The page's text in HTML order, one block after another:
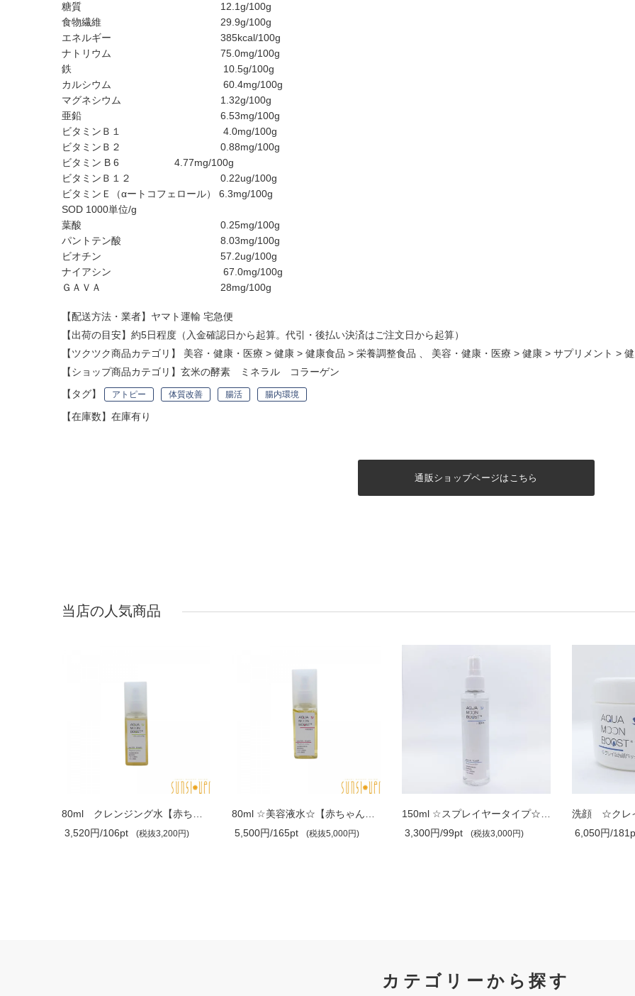
糖質 12.1g/100g
食物繊維 29.9g/100g
エネルギー 385kcal/100g
ナトリウム 75.0mg/100g
鉄 10.5g/100g
カルシウム 60.4mg/100g
マグネシウム 1.32g/100g
亜鉛 6.53mg/100g
ビタミンＢ１ 4.0mg/100g
ビタミンＢ２ 0.88mg/100g
ビタミン B 6 4.77mg/100g
ビタミンＢ１２ 0.22ug/100g
ビタミンＥ（αートコフェロール） 6.3mg/100g
SOD 1000単位/g
葉酸 0.25mg/100g
パントテン酸 8.03mg/100g
ビオチン 57.2ug/100g
ナイアシン 67.0mg/100g
ＧＡＶＡ 28mg/100g
【配送方法・業者】ヤマト運輸 宅急便
【出荷の目安】約5日程度（入金確認日から起算。代引・後払い決済はご注文日から起算）
【ツクツク商品カテゴリ】 美容・健康・医療 > 健康 > 健康食品 > 栄養調整食品 美容・健康・医療 > 健康 > サプリメント >
【ショップ商品カテゴリ】 玄米の酵素 ミネラル コラーゲン
【タグ】
アトピー 体質改善 腸活 腸内環境
【在庫数】在庫有り
通販ショップページはこちら
当店の人気商品
3,520円/106pt
(税抜3,200円)
5,500円/165pt
(税抜5,000円)
3,300円/99pt
(税抜3,000円) 6,050円/
カテゴリーから探す